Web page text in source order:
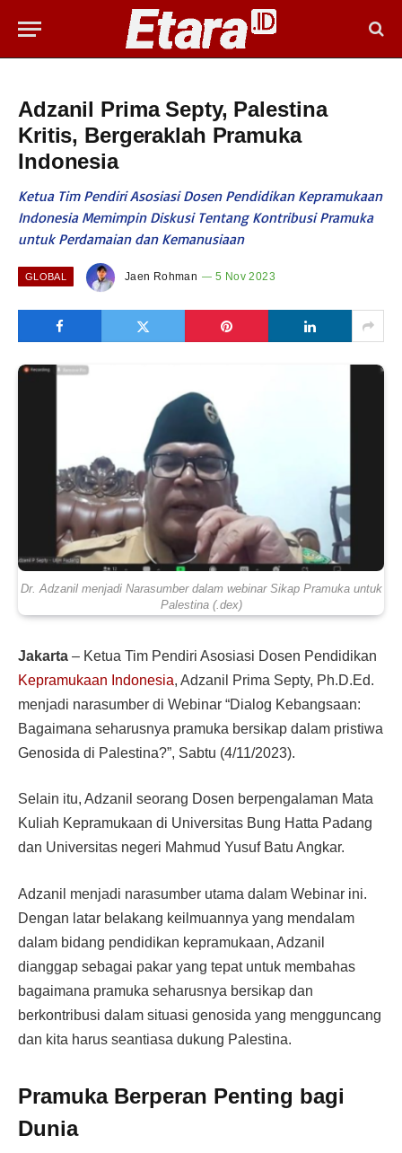
Adzanil Prima Septy, Palestina
Kritis, Bergeraklah Pramuka
Indonesia
Ketua Tim Pendiri Asosiasi Dosen Pendidikan Kepramukaan
Indonesia Memimpin Diskusi Tentang Kontribusi Pramuka
untuk Perdamaian dan Kemanusiaan
GLOBAL Jaen Rohman 5 Nov 2023
Dr. Adzanil menjadi Narasumber dalam webinar Sikap Pramuka untuk
Palestina (.dex)
Jakarta – Ketua Tim Pendiri Asosiasi Dosen Pendidikan
Kepramukaan Indonesia, Adzanil Prima Septy, Ph.D.Ed.
menjadi narasumber di Webinar “Dialog Kebangsaan:
Bagaimana seharusnya pramuka bersikap dalam pristiwa
Genosida di Palestina?”, Sabtu (4/11/2023).
Selain itu, Adzanil seorang Dosen berpengalaman Mata
Kuliah Kepramukaan di Universitas Bung Hatta Padang
dan Universitas negeri Mahmud Yusuf Batu Angkar.
Adzanil menjadi narasumber utama dalam Webinar ini.
Dengan latar belakang keilmuannya yang mendalam
dalam bidang pendidikan kepramukaan, Adzanil
dianggap sebagai pakar yang tepat untuk membahas
bagaimana pramuka seharusnya bersikap dan
berkontribusi dalam situasi genosida yang mengguncang
dan kita harus seantiasa dukung Palestina.
Pramuka Berperan Penting bagi
Dunia